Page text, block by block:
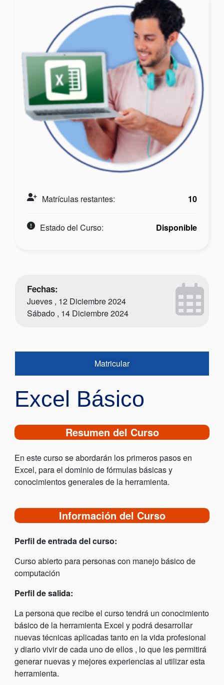
Matrículas restantes: 10
Estado del Curso: Disponible
Fechas:
Jueves , 12 Diciembre 2024
Sábado , 14 Diciembre 2024
Matricular
Excel Básico
Resumen del Curso
En este curso se abordarán los primeros pasos en
Excel, para el dominio de fórmulas básicas y
conocimientos generales de la herramienta.
Información del Curso
Perfil de entrada del curso:
Curso abierto para personas con manejo básico de
computación
Perfil de salida:
La persona que recibe el curso tendrá un conocimiento
básico de la herramienta Excel y podrá desarrollar
nuevas técnicas aplicadas tanto en la vida profesional
y diario vivir de cada uno de ellos , lo que les permitirá
generar nuevas y mejores experiencias al utilizar esta
herramienta.